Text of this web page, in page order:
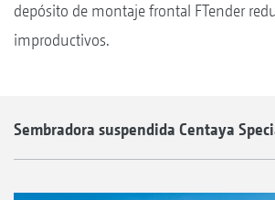
depósito de montaje frontal FTender
improductivos.
Sembradora suspendida Centaya